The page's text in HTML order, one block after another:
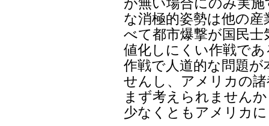
が無い場合にのみ実
な消極的姿勢は他の
べて都市爆撃が国民
値化しにくい作戦で
作戦で人道的な問題
せんし、アメリカの
まず考えられません
少なくともアメリカ